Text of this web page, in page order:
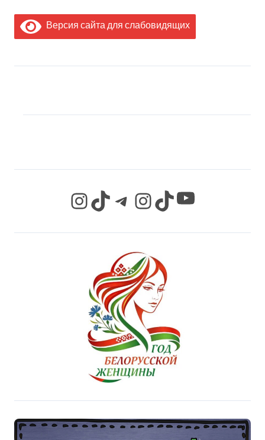
Версия сайта для слабовидящих
InstagramTikTok Telegram InstagramTikTok YouTube